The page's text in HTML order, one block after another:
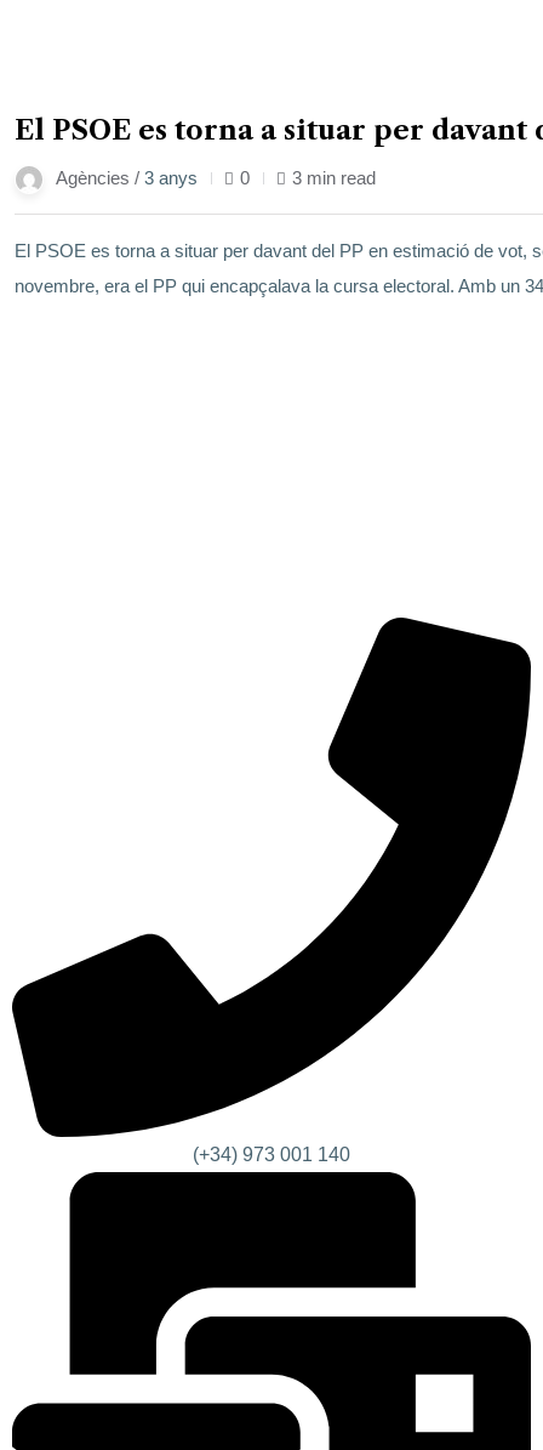
gen.
El PSOE es torna a situar per davant
Agències / 3 anys 0 3 min read
El PSOE es torna a situar per davant del PP en estimació de vot,
novembre, era el PP qui encapçalava la cursa electoral. Amb un
(+34) 973 001 140